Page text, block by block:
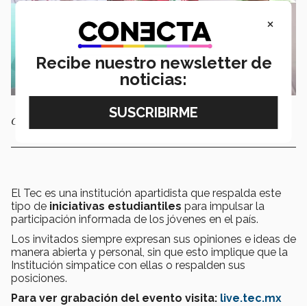
Candidatos a la alcaldía de Zapopan.
El Tec es una institución apartidista que respalda este
tipo de iniciativas estudiantiles para impulsar la
participación informada de los jóvenes en el país.
Los invitados siempre expresan sus opiniones e ideas de
manera abierta y personal, sin que esto implique que la
Institución simpatice con ellas o respalden sus
posiciones.
Para ver grabación del evento visita: live.tec.mx
×
Recibe nuestro newsletter de
noticias: